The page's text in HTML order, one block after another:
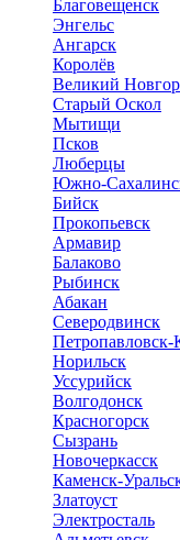
Благовещенск
Энгельс
Ангарск
Королёв
Великий
Старый Оскол
Мытищи
Псков
Люберцы
Южно-
Бийск
Прокопьевск
Армавир
Балаково
Рыбинск
Абакан
Северодвинск
Петропавловск-
Норильск
Уссурийск
Волгодонск
Красногорск
Сызрань
Новочеркасск
Каменск-
Златоуст
Электросталь